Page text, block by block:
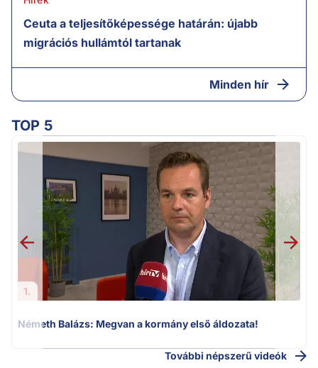
Ceuta a teljesítőképessége határán: újabb
migrációs hullámtól tartanak
Minden hír
TOP 5
1.
Németh Balázs: Megvan a kormány első áldozata!
További népszerű videók